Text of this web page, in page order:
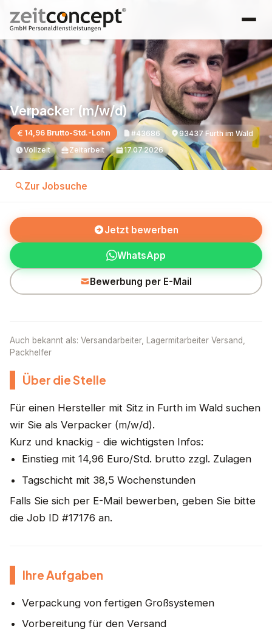
Verpacker (m/w/d)
14,96 Brutto-Std.-Lohn #43686
93437 Furth im Wald
Vollzeit
Zeitarbeit 17.07.2026
Zur Jobsuche
Jetzt bewerben
WhatsApp
Bewerbung per E-Mail
Auch bekannt als: Versandarbeiter, Lagermitarbeiter Versand,
Packhelfer
Über die Stelle
Für einen Hersteller mit Sitz in Furth im Wald suchen
wir Sie als Verpacker (m/w/d).
Kurz und knackig - die wichtigsten Infos:
Einstieg mit 14,96 Euro/Std. brutto zzgl. Zulagen
Tagschicht mit 38,5 Wochenstunden
Falls Sie sich per E-Mail bewerben, geben Sie bitte
die Job ID #17176 an.
Ihre Aufgaben
Verpackung von fertigen Großsystemen
Vorbereitung für den Versand